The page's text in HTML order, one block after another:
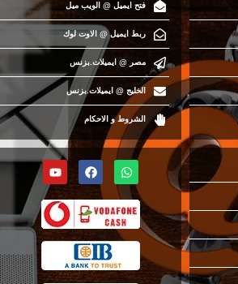
فتح ايميل @ الويب ميل
ربط ايميل @ الاوت لوك
مصر @ ايميلات.بزنس
الخليج @ ايميلات.بزنس
الشروط و الاحكام